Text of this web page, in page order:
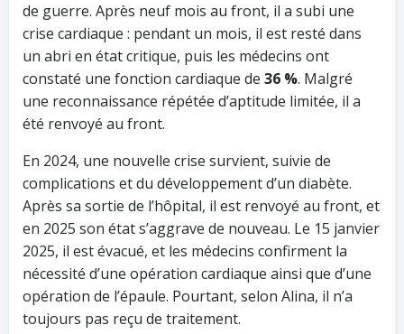
de guerre. Après neuf mois au front, il a subi une
crise cardiaque : pendant un mois, il est resté dans
un abri en état critique, puis les médecins ont
constaté une fonction cardiaque de 36 %. Malgré
une reconnaissance répétée d’aptitude limitée, il a
été renvoyé au front.
En 2024, une nouvelle crise survient, suivie de
complications et du développement d’un diabète.
Après sa sortie de l’hôpital, il est renvoyé au front, et
en 2025 son état s’aggrave de nouveau. Le 15 janvier
2025, il est évacué, et les médecins confirment la
nécessité d’une opération cardiaque ainsi que d’une
opération de l’épaule. Pourtant, selon Alina, il n’a
toujours pas reçu de traitement.